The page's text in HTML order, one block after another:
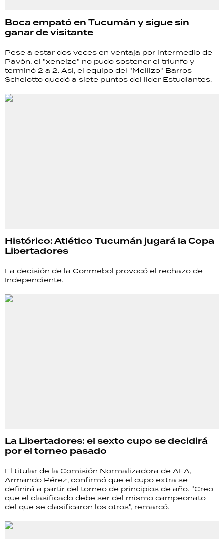
Boca empató en Tucumán y sigue sin
ganar de visitante
Pese a estar dos veces en ventaja por intermedio de
Pavón, el "xeneize" no pudo sostener el triunfo y
terminó 2 a 2. Así, el equipo del "Mellizo" Barros
Schelotto quedó a siete puntos del líder Estudiantes.
Histórico: Atlético Tucumán jugará la Copa
Libertadores
La decisión de la Conmebol provocó el rechazo de
Independiente.
La Libertadores: el sexto cupo se decidirá
por el torneo pasado
El titular de la Comisión Normalizadora de AFA,
Armando Pérez, confirmó que el cupo extra se
definirá a partir del torneo de principios de año. "Creo
que el clasificado debe ser del mismo campeonato
del que se clasificaron los otros", remarcó.